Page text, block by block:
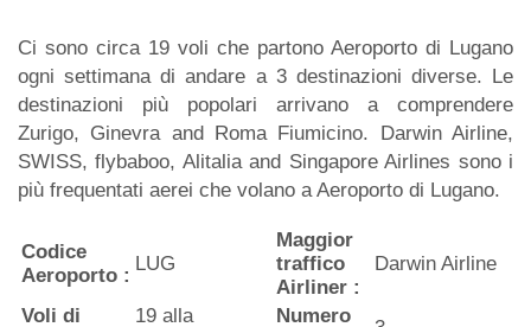
Ci sono circa 19 voli che partono Aeroporto di Lugano
ogni settimana di andare a 3 destinazioni diverse. Le
destinazioni più popolari arrivano a comprendere
Zurigo, Ginevra and Roma Fiumicino. Darwin Airline,
SWISS, flybaboo, Alitalia and Singapore Airlines sono i
più frequentati aerei che volano a Aeroporto di Lugano.
Codice
Aeroporto :
LUG
Maggior
traffico
Airliner :
Darwin Airline
Voli di 19 alla Numero